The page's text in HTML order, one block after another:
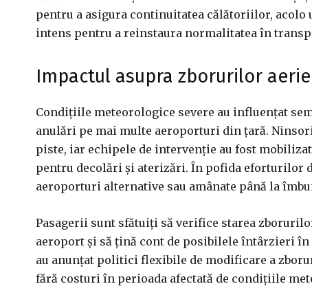
pentru a asigura continuitatea călătoriilor,
intens pentru a reinstaura normalitatea în
Impactul asupra zborurilor
Condițiile meteorologice severe au influențat
anulări pe mai multe aeroporturi din țară.
piste, iar echipele de intervenție au fost
pentru decolări și aterizări. În pofida eforturilor
aeroporturi alternative sau amânate până la
Pasagerii sunt sfătuiți să verifice starea
aeroport și să țină cont de posibilele întârzieri
au anunțat politici flexibile de modificare a
fără costuri în perioada afectată de condițiile